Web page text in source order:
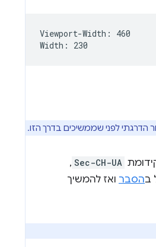
Viewport-Width: 460
הדרגתי לפני שממשיכים בדרך הזו.
Sec-CH-UA
,
בהסבר ואז להמשיך